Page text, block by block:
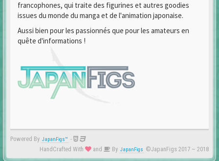
francophones, qui traite des figurines et autres goodies
issues du monde du manga et de l'animation japonaise.
Aussi bien pour les passionnés que pour les amateurs en
quête d'informations !
Powered By JapanFigs™ -
HandCrafted With
and By JapanFigs ©JapanFigs 2017 ~ 2018